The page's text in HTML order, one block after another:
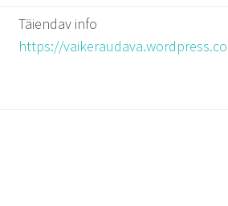
Täiendav info
https://